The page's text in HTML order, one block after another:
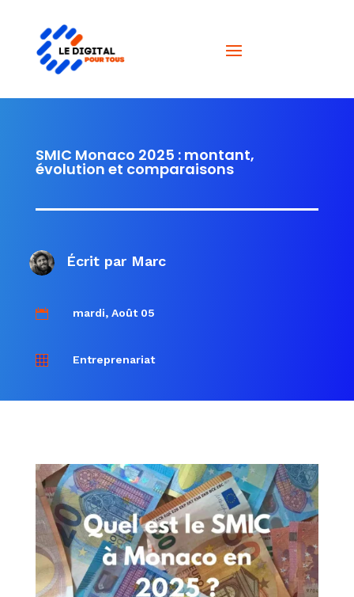
SMIC Monaco 2025 : montant,
évolution et comparaisons
Écrit par Marc
 mardi, Août 05
 Entreprenariat